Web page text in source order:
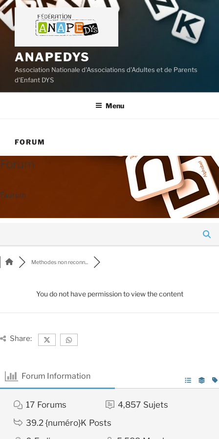
Aller
au
contenu
ANAPEDYS
Association Nationale d'Associations d'Adultes et de Parents
d'Enfant DYS
Menu
FORUM
Forum
Faurum
Methodes non reconn...
You do not have permission to view the content
Share:
Forum Information
17 Forums 4,857 Sujets
39.2 {numéro}K Posts